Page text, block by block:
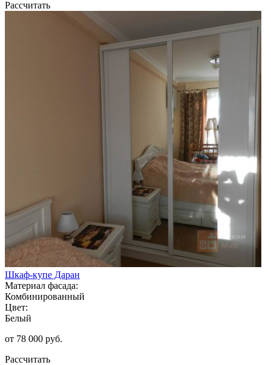
Рассчитать
Шкаф-купе Даран
Материал фасада:
Комбинированный
Цвет:
Белый
от 78 000 руб.
Рассчитать